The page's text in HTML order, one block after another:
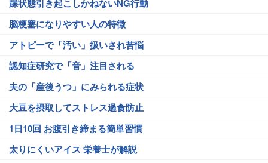
躁状態引き起こしかねないNG行動
脳梗塞になりやすい人の特徴
アトピーで「汚い」扱いされ苦悩
認知症研究で「音」注目される
夫の「産後うつ」にみられる症状
大豆を摂取してストレス過食防止
1日10回 お腹引き締まる簡単習慣
太りにくいアイス 栄養士が解説